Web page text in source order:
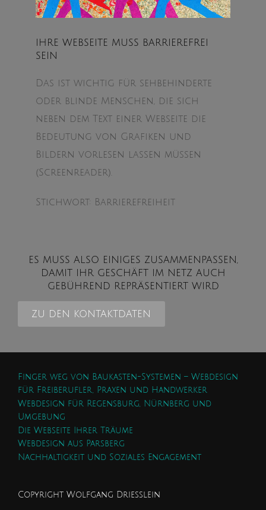
IHRE WEBSEITE MUSS BARRIEREFREI
SEIN
Das ist wichtig für sehbehinderte
oder blinde Menschen, die sich
neben dem Text einer Webseite die
Bedeutung von Grafiken und
Bildern vorlesen lassen müssen
(Screenreader).
Stichwort: Barrierefreiheit
ES MUSS ALSO EINIGES ZUSAMMENPASSEN,
DAMIT IHR GESCHÄFT IM NETZ AUCH
GEBÜHREND REPRÄSENTIERT WIRD
ZU DEN KONTAKTDATEN
Finger weg von Baukasten-Systemen – Webdesign
für Freiberufler, Praxen und Handwerker
Webdesign für Regensburg, Nürnberg und
Umgebung
Die Webseite Ihrer Träume
Webdesign aus Parsberg
Nachhaltigkeit und Soziales Engagement
Copyright Wolfgang Driesslein